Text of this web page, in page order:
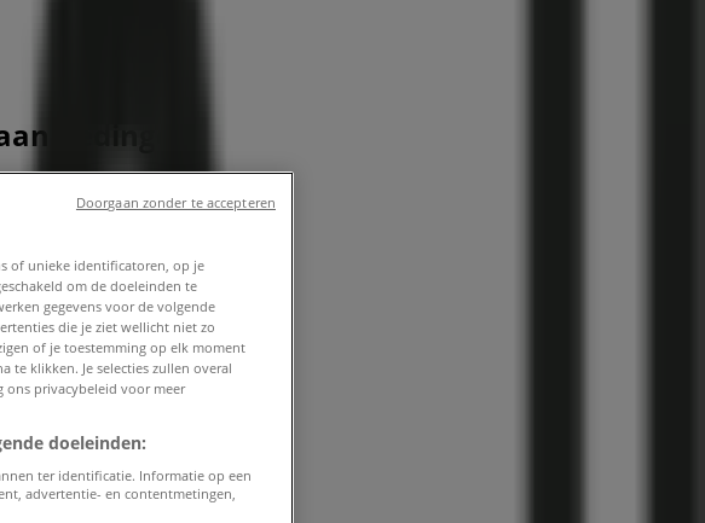
of unieke identificatoren, op je
om de doeleinden te
gegevens voor de volgende
die je ziet wellicht niet zo
of je toestemming op elk moment
te klikken. Je selecties zullen overal
ons privacybeleid voor meer
doeleinden:
ter identificatie. Informatie op een
advertentie- en contentmetingen,
Doorgaan zonder te accepteren